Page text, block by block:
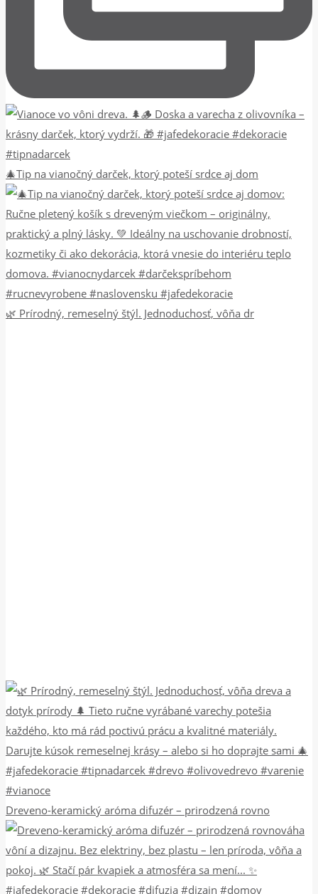
🎄Tip na vianočný darček, ktorý poteší srdce aj dom
🌿 Prírodný, remeselný štýl. Jednoduchosť, vôňa dr
Dreveno-keramický aróma difuzér – prirodzená rovno